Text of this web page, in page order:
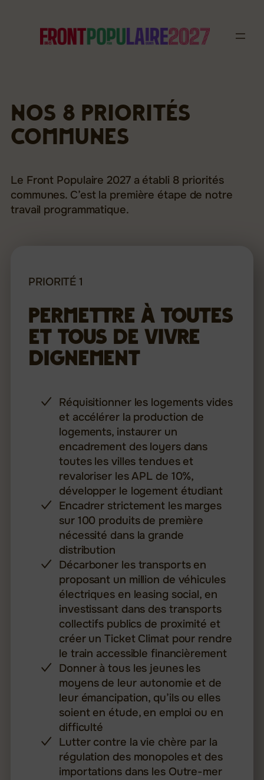
contenu
Nos 8 priorités
communes
Le Front Populaire 2027 a établi 8 priorités
communes. C’est la première étape de notre
travail programmatique.
PRIORITÉ 1
Permettre à toutes
et tous de vivre
dignement
Réquisitionner les logements vides
et accélérer la production de
logements, instaurer un
encadrement des loyers dans
toutes les villes tendues et
revaloriser les APL de 10%,
développer le logement étudiant
Encadrer strictement les marges
sur 100 produits de première
nécessité dans la grande
distribution
Décarboner les transports en
proposant un million de véhicules
électriques en leasing social, en
investissant dans des transports
collectifs publics de proximité et
créer un Ticket Climat pour rendre
le train accessible financièrement
Donner à tous les jeunes les
moyens de leur autonomie et de
leur émancipation, qu’ils ou elles
soient en étude, en emploi ou en
difficulté
Lutter contre la vie chère par la
régulation des monopoles et des
importations dans les Outre-mer